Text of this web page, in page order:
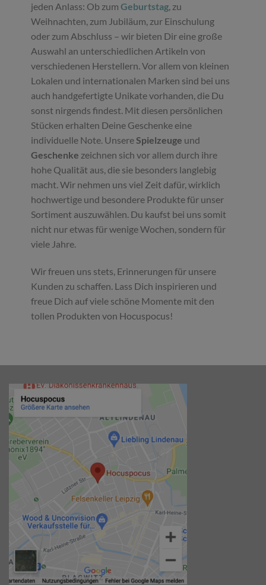
jeden Anlass: Ob zumGeburtstag, zu
Weihnachten, zum Jubiläum, zur Einschulung
oder zum Abschluss – wir bieten Dir eine große
Auswahl an unterschiedlichen Artikeln von
verschiedenen Herstellern. Vor allem von kleinen
Lokalen und internationalen Marken sind bei uns
auch handgefertigte Unikate vorhanden, die Du
sonst nirgends findest. Mit diesen persönlichen
Stücken erhalten Deine Geschenke eine
individuelle Note. UnsereSpielzeuge und
Geschenke zeichnen sich vor allem durch ihre
hohe Qualität aus, die sie besonders langlebig
macht. Wir nehmen uns viel Zeit dafür, wirklich
hochwertige und besondere Produkte für unser
Sortiment auszuwählen. Du kaufst bei uns somit
nicht nur etwas für wenige Wochen, sondern für
viele Jahre.
Wir freuen uns stets, Erinnerungen für unsere
Kunden zu schaffen. Lass Dich inspirieren und
freue Dich auf viele schöne Momente mit den
tollen Produkten von Hocuspocus!